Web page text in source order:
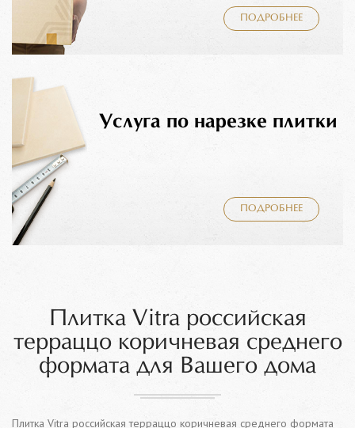
ПОДРОБНЕЕ
Услуга по нарезке плитки
ПОДРОБНЕЕ
Плитка Vitra российская
терраццо коричневая среднего
формата для Вашего дома
Плитка Vitra российская терраццо коричневая среднего формата